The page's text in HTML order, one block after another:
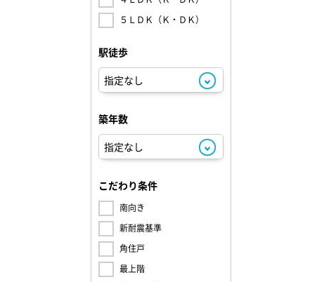
５ＬＤＫ（Ｋ・ＤＫ）
駅徒歩
築年数
こだわり条件
南向き
新耐震基準
角住戸
最上階